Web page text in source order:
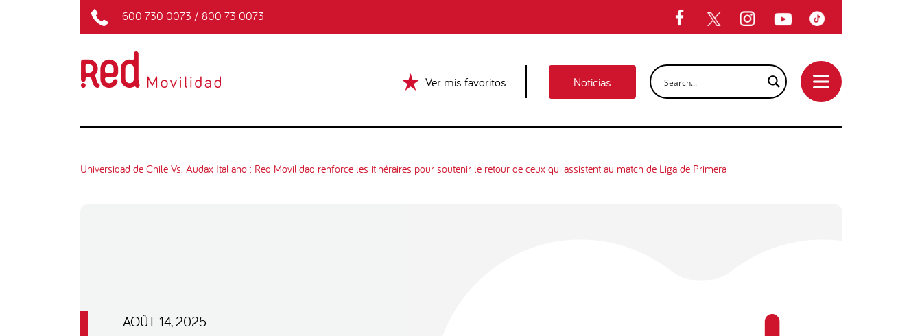
600 730 0073 / 800 73 0073
Ver mis favoritos Noticias
Universidad de Chile Vs. Audax Italiano : Red Movilidad renforce les itinéraires pour soutenir le retour de ceux qui assistent au match de Liga de Primera
AOÛT 14, 2025